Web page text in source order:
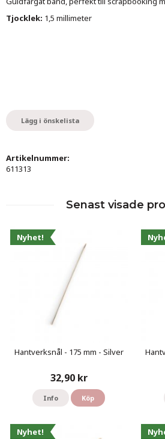
Tjocklek: 1,5 millimeter
Lägg i önskelista
Artikelnummer:
611313
Senast visade
Nyhet!
Hantverksnål - 175 mm - Silver
32,90 kr
Info Köp
Nyhet!